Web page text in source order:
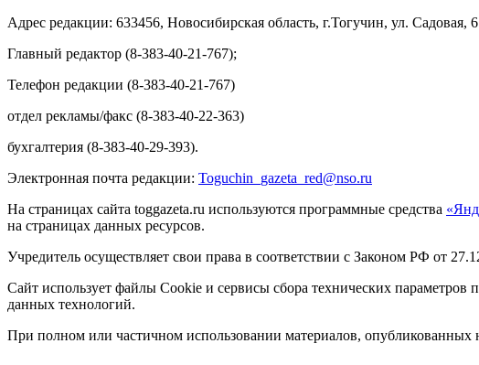
Адрес редакции: 633456, Новосибирская область, г.Тогучин, ул. Садовая, 6
Главный редактор (8-383-40-21-767);
Телефон редакции (8-383-40-21-767)
отдел рекламы/факс (8-383-40-22-363)
бухгалтерия (8-383-40-29-393).
Электронная почта редакции: Toguchin gazeta red@nso.ru
На страницах сайта toggazeta.ru используются программные средства
на страницах данных ресурсов.
Учредитель осуществляет свои права в соответствии с Законом РФ от
Сайт использует файлы Cookie и сервисы сбора технических параметров
данных технологий.
При полном или частичном использовании материалов, опубликованных